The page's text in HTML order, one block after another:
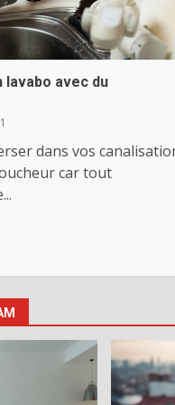
lavabo avec du
dans vos
car tout